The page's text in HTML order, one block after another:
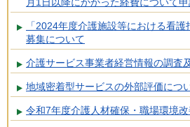
「2024年度介護施設等における看
募集について
介護サービス事業者経営情報の調査
地域密着型サービスの外部評価につ
令和7年度介護人材確保・職場環境